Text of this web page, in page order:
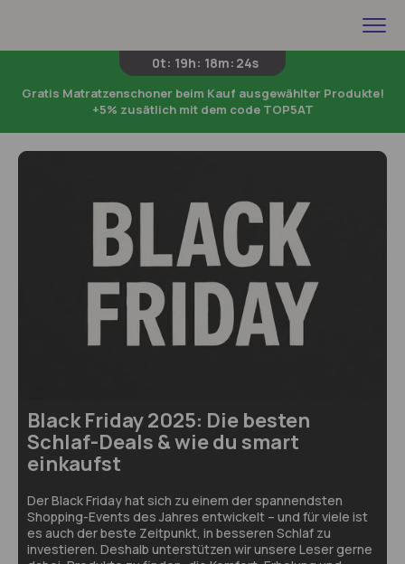
0t: 19h: 18m: 23s
Gratis Matratzenschoner beim Kauf ausgewählter Produkte!
+5% zusätlich mit dem code TOP5AT
Black Friday 2025: Die besten
Schlaf-Deals & wie du smart
einkaufst
Der Black Friday hat sich zu einem der spannendsten
Shopping-Events des Jahres entwickelt – und für viele ist
es auch der beste Zeitpunkt, in besseren Schlaf zu
investieren. Deshalb unterstützen wir unsere Leser gerne